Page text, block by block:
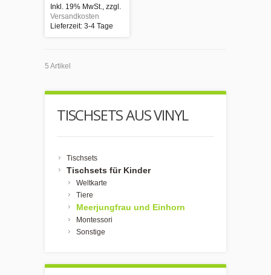
Inkl. 19% MwSt. zzgl.
Versandkosten
Lieferzeit: 3-4 Tage
5 Artikel
TISCHSETS AUS VINYL
Tischsets
Tischsets für Kinder
Weltkarte
Tiere
Meerjungfrau und Einhorn
Montessori
Sonstige